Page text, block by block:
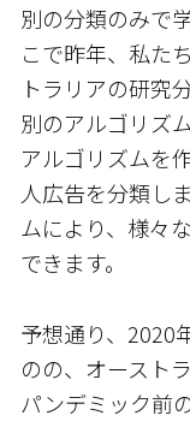
別の分類のみで
こで昨年、私た
トラリアの研究
別のアルゴリズ
アルゴリズムを
人広告を分類し
ムにより、様々
できます。
予想通り、2020
のの、オースト
パンデミック前